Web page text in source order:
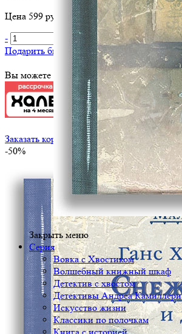
Закрыть меню
Серия
Вовка с Хвостиком
Волшебный книжный шкаф
Детектив с хвостом
Детективы Андреа Камиллери
Искусство жизни
Классики по полочкам
Цена 599 руб. за 1 шт
-
+ В корзину
Подарить библиотеке?
Вы можете оплатить эту книгу картой
Заказать корпоративный тираж
-50%